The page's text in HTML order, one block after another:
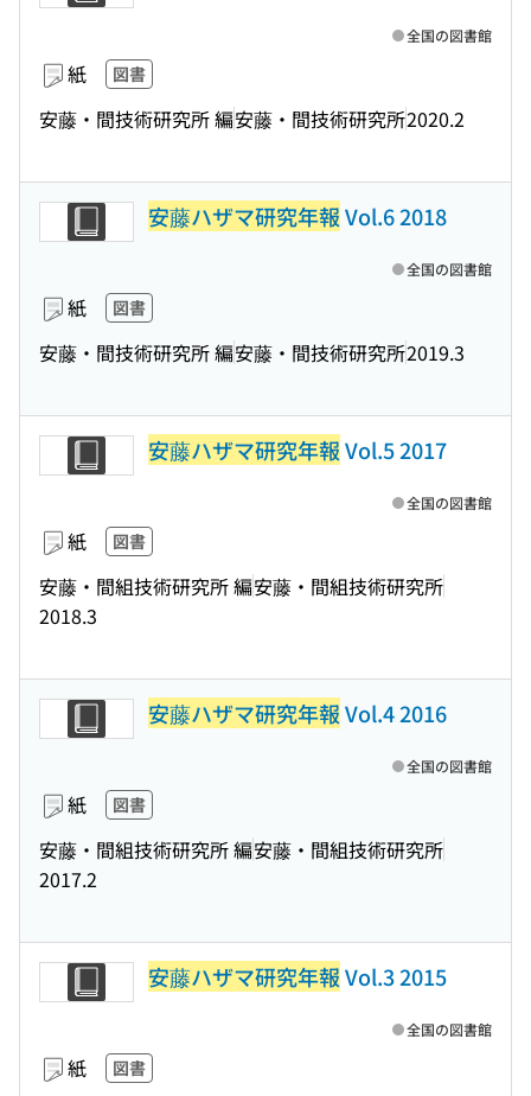
紙 図書
安藤・間技術研究所 編安藤・間技術研究所2020.2
全国の図書館
安藤ハザマ研究年報Vol.6 2018
紙 図書
安藤・間技術研究所 編安藤・間技術研究所2019.3
全国の図書館
安藤ハザマ研究年報Vol.5 2017
紙 図書
安藤・間組技術研究所 編安藤・間組技術研究所
2018.3
全国の図書館
安藤ハザマ研究年報Vol.4 2016
紙 図書
安藤・間組技術研究所 編安藤・間組技術研究所
2017.2
全国の図書館
安藤ハザマ研究年報Vol.3 2015
紙 図書
全国の図書館